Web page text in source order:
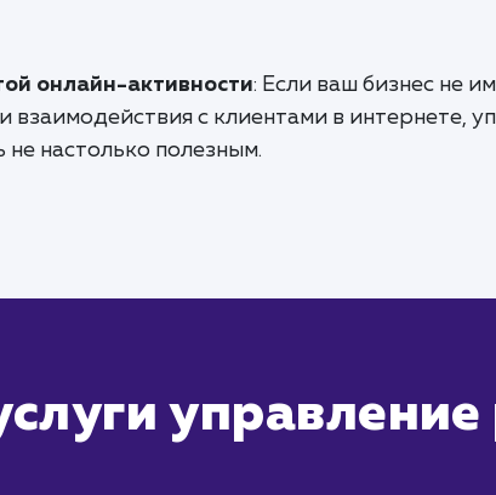
онлайн-активности: Если ваш бизнес не
взаимодействия с клиентами в интернете,
настолько полезным.